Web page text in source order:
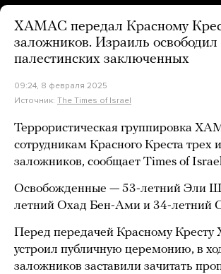
ХАМАС передал Красному
заложников. Израиль освободил
палестинских заключенных
09:24, 8 февраля 2025
Источник: The Times of Israel
Террористическая группировка
сотрудникам Красного Креста трех
заложников, сообщает Times of
Освобожденные — 53-летний Эли
летний Охад Бен-Ами и 34-летний
Перед передачей Красному
устроил публичную церемонию, в
заложников заставили зачитать